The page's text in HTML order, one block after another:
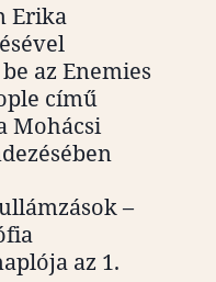
Erika
az Enemies
című
Mohácsi
–
az 1.